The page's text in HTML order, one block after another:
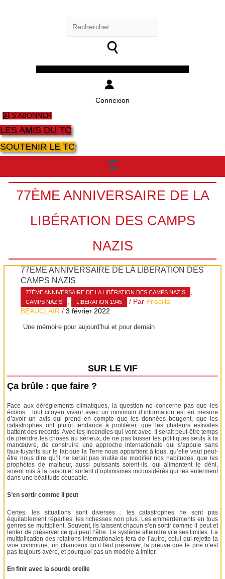
Rechercher :
Connexion
S'ABONNER
LES AMIS DU TC
SOUTENIR LE TC
Menu
77ÈME ANNIVERSAIRE DE LA
LIBÉRATION DES CAMPS
NAZIS
77ÈME ANNIVERSAIRE DE LA LIBÉRATION DES
CAMPS NAZIS
77ÈME ANNIVERSAIRE DE LA LIBÉRATION DES CAMPS NAZIS ,
CAMPS NAZIS , LIBERATION 1945 / Par Priscilla
BEAUCLAIR /3 février 2022
Une mémoire pour aujourd’hui et pour demain
SUR LE VIF
Ça brûle : que faire ?
Face aux dérèglements climatiques, la question ne concerne pas que les
écolos : tout citoyen vivant avec un minimum d’information est en mesure
d’avoir un avis qui prend en compte que les données bougent, que les
catastrophes ont plutôt tendance à proliférer, que les chaleurs estivales
battent des records. Avec les incendies qui vont avec. Il serait peut-être temps
de prendre les choses au sérieux, de ne pas laisser les politiques seuls à la
manœuvre, de construire une approche internationale qui s’appuie sans
faux-fuyants sur le fait que la Terre nous appartient à tous, qu’elle veut peut-
être nous dire qu’il ne serait pas inutile de modifier nos habitudes, que les
prophètes de malheur, aussi puissants soient-ils, qui alimentent le déni,
soient mis à la raison et sortent d’optimismes inconsidérés qui les enferment
dans une béatitude coupable.
S’en sortir comme il peut
Certes, les situations sont diverses : les catastrophes ne sont pas
équitablement réparties, les richesses non plus. Les emmerdements en tous
genres se multiplient. Souvent, ils laissent chacun s’en sortir comme il peut et
tenter de préserver ce qui peut l’être. Le système atteindra vite ses limites. La
multiplication des relations internationales fera de l’autre, celui qui rejette la
voie commune, un chanceux qu’il faut préserver, la preuve que le pire n’est
pas toujours avéré, et pourquoi pas un modèle à imiter.
En finir avec la sourde oreille